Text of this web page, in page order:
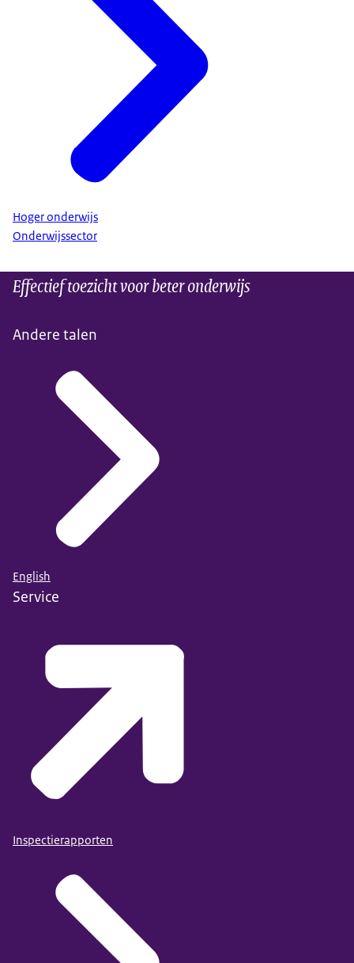
Hoger onderwijs
Onderwijssector
Effectief toezicht voor beter onderwijs
Andere talen
English
Service
Inspectierapporten